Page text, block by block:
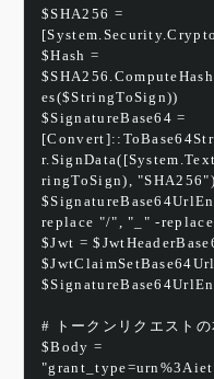
$SHA256 =
$Hash =
es($StringToSign))
$SignatureBase64 =
ringToSign),
replace "/", "_" -
$Jwt =
# トークンリクエスト
$Body =